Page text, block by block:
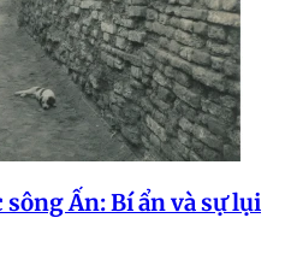
Ấn: Bí ẩn và sự lụi